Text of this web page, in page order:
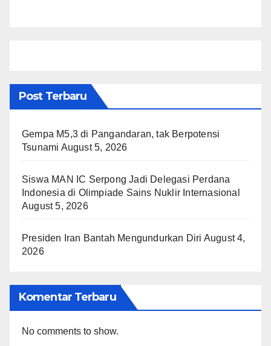
Post Terbaru
Gempa M5,3 di Pangandaran, tak Berpotensi
Tsunami August 5, 2026
Siswa MAN IC Serpong Jadi Delegasi Perdana
Indonesia di Olimpiade Sains Nuklir Internasional
August 5, 2026
Presiden Iran Bantah Mengundurkan Diri August 4,
2026
Komentar Terbaru
No comments to show.